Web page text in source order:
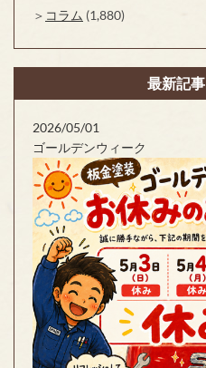
コラム (1,880)
最新記事
2026/05/01
ゴールデンウィーク